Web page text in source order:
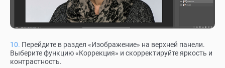
Перейдите в раздел «Изображение» на верхней панели.
Выберите функцию «Коррекция» и скорректируйте яркость и
контрастность.